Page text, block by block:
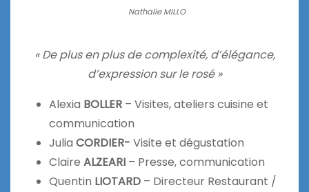
Nathalie MILLO
« De plus en plus de complexité, d’élégance,
d’expression sur le rosé »
Alexia BOLLER – Visites, ateliers cuisine et
communication
Julia CORDIER- Visite et dégustation
Claire ALZEARI – Presse, communication
Quentin LIOTARD – Directeur Restaurant /